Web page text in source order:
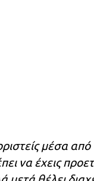
μέσα
να έχεις